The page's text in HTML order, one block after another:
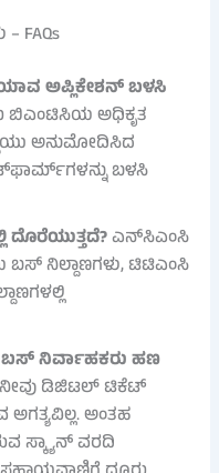
FAQs
ಅಪ್ಲಿಕೇಶನ್ ಬಳಸಿ
ಬಿಎಂಟಿಸಿಯ ಅಧಿಕೃತ
ಅನುಮೋದಿಸಿದ
ಬಳಸಿ
ಎನ್‌ಸಿಎಂಸಿ
ನಿಲ್ದಾಣಗಳು, ಟಿಟಿಎಂಸಿ
ನಿರ್ವಾಹಕರು ಹಣ
ಡಿಜಿಟಲ್ ಟಿಕೆಟ್
ಅಂತಹ
ಸ್ಕ್ಯಾನ್ ವರದಿ